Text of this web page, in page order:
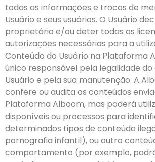
todas as informações e trocas de
Usuário e seus usuários. O Usuário
proprietário e/ou deter todas as
autorizações necessárias para a
Conteúdo do Usuário na Plataforma
único responsável pela legalidade
Usuário e pela sua manutenção. A
confere ou audita os conteúdos
Plataforma Alboom, mas poderá
disponíveis ou processos para
determinados tipos de conteúdo
pornografia infantil), ou outro
comportamento (por exemplo,